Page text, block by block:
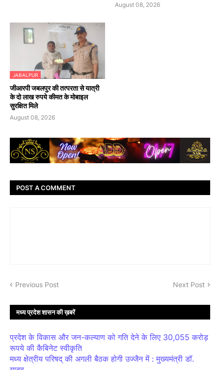
August 08, 2026
JABALPUR
जीआरपी जबलपुर की तत्परता से यात्री
के दो लाख रुपये कीमत के मोबाइल
सुरक्षित मिले
August 08, 2026
POST A COMMENT
Previous Post Next Post
मध्य प्रदेश शासन की ख़बरें
प्रदेश के विकास और जन-कल्याण को गति देने के लिए 30,055 करोड़
रूपये की कैबिनेट स्वीकृति
मध्य क्षेत्रीय परिषद् की अगली बैठक होगी उज्जैन में : मुख्यमंत्री डॉ.